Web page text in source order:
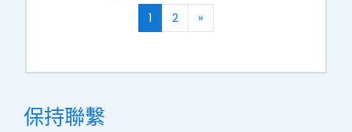
1 (current)
2 »
保持聯繫